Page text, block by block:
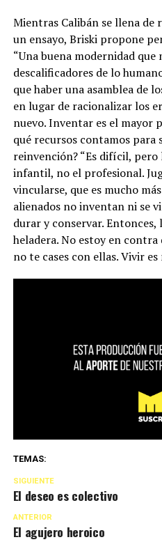
Mientras Calibán se llena de
un ensayo, Briski propone
“Una buena modernidad que
descalificadores de lo
que haber una asamblea de
en lugar de racionalizar los
nuevo. Inventar es el mayor
qué recursos contamos para
reinvención?“Es difícil,
infantil, no el profesional.
vincularse, que es mucho
alienados no inventan ni se
durar y conservar.Entonces,
heladera. No estoy en contra
no te cases con ellas. Vivir es
TEMAS:
SIGUIENTE
El deseo es colectivo
ANTERIOR
El agujero heroico